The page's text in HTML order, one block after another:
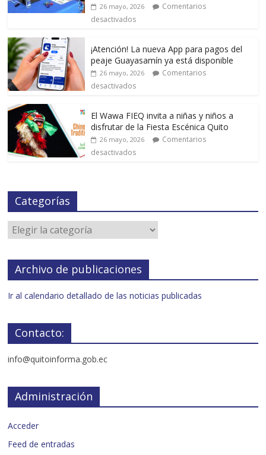
26 mayo, 2026
Comentarios
desactivados
¡Atención! La nueva App para pagos del
peaje Guayasamín ya está disponible
26 mayo, 2026
Comentarios
desactivados
El Wawa FIEQ invita a niñas y niños a
disfrutar de la Fiesta Escénica Quito
26 mayo, 2026
Comentarios
desactivados
Categorías
Archivo de publicaciones
Ir al calendario detallado de las noticias publicadas
Contacto:
info@quitoinforma.gob.ec
Administración
Acceder
Feed de entradas